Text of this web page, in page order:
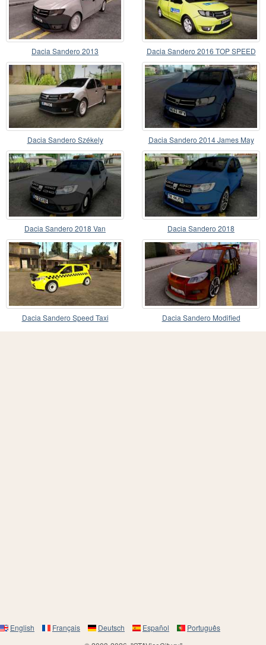
Dacia Sandero 2013 Dacia Sandero 2016 TOP SPEED
Dacia Sandero Székely Dacia Sandero 2014 James May
Dacia Sandero 2018 Van Dacia Sandero 2018
Dacia Sandero Speed Taxi Dacia Sandero Modified
English Français Deutsch Español
Português